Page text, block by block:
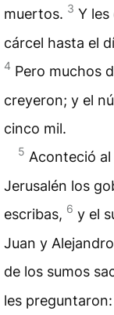
muertos. 3 Y les
cárcel hasta el
4 Pero muchos
creyeron; y el
cinco mil.
5 Aconteció
Jerusalén los
escribas, 6 y el
Juan y
de los sumos
les